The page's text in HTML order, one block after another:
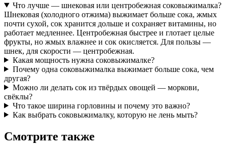
Что лучше — шнековая или центробежная соковыжималка?
Шнековая (холодного отжима) выжимает больше сока, жмых
почти сухой, сок хранится дольше и сохраняет витамины, но
работает медленнее. Центробежная быстрее и глотает целые
фрукты, но жмых влажнее и сок окисляется. Для пользы —
шнек, для скорости — центробежная.
Какая мощность нужна соковыжималке?
Почему одна соковыжималка выжимает больше сока, чем
другая?
Можно ли делать сок из твёрдых овощей — моркови,
свёклы?
Что такое ширина горловины и почему это важно?
Как выбрать соковыжималку, которую не лень мыть?
Смотрите также